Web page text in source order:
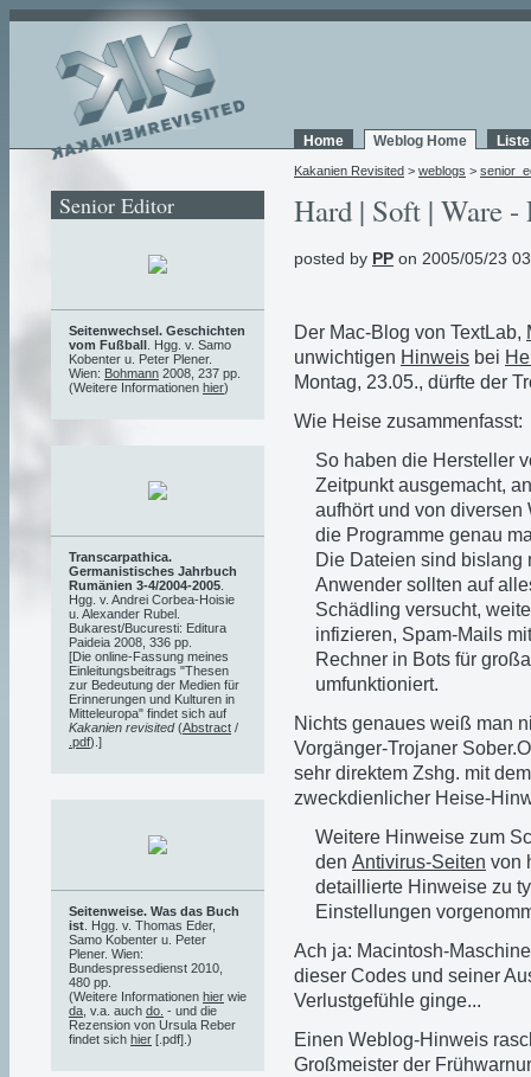
Home Weblog Home
Kakanien Revisited > weblogs >
Hard | Soft | Ware -
posted by PP on 2005/05/23
Der Mac-Blog von TextLab,
unwichtigen Hinweis bei
Montag, 23.05., dürfte der
Wie Heise zusammenfasst:
So haben die Hersteller
Zeitpunkt ausgemacht,
aufhört und von diversen
die Programme genau
Die Dateien sind bislang
Anwender sollten auf
Schädling versucht,
infizieren, Spam-Mails
Rechner in Bots für
umfunktioniert.
Nichts genaues weiß man
Vorgänger-Trojaner
sehr direktem Zshg. mit
zweckdienlicher Heise-
Weitere Hinweise zum
den Antivirus-Seiten von
detaillierte Hinweise zu
Einstellungen
Ach ja: Macintosh-
dieser Codes und seiner
Verlustgefühle ginge...
Einen Weblog-Hinweis
Großmeister der
Senior Editor
Seitenwechsel. Geschichten
vom Fußball . Hgg. v. Samo
Kobenter u. Peter Plener.
Wien: Bohmann 2008, 237 pp.
(Weitere Informationen hier)
Transcarpathica.
Germanistisches Jahrbuch
Rumänien 3-4/2004-2005
Hgg. v. Andrei Corbea-Hoisie
u. Alexander Rubel.
Bukarest/Bucuresti: Editura
Paideia 2008, 336 pp.
[Die online-Fassung meines
Einleitungsbeitrags "Thesen
zur Bedeutung der Medien für
Erinnerungen und Kulturen in
Mitteleuropa" findet sich auf
Kakanien revisited(Abstract /
.pdf).]
Seitenweise. Was das Buch
ist . Hgg. v. Thomas Eder,
Samo Kobenter u. Peter
Plener. Wien:
Bundespressedienst 2010,
480 pp.
(Weitere Informationen hier wie
da , v.a. auch do. - und die
Rezension von Ursula Reber
findet sich hier [.pdf].)